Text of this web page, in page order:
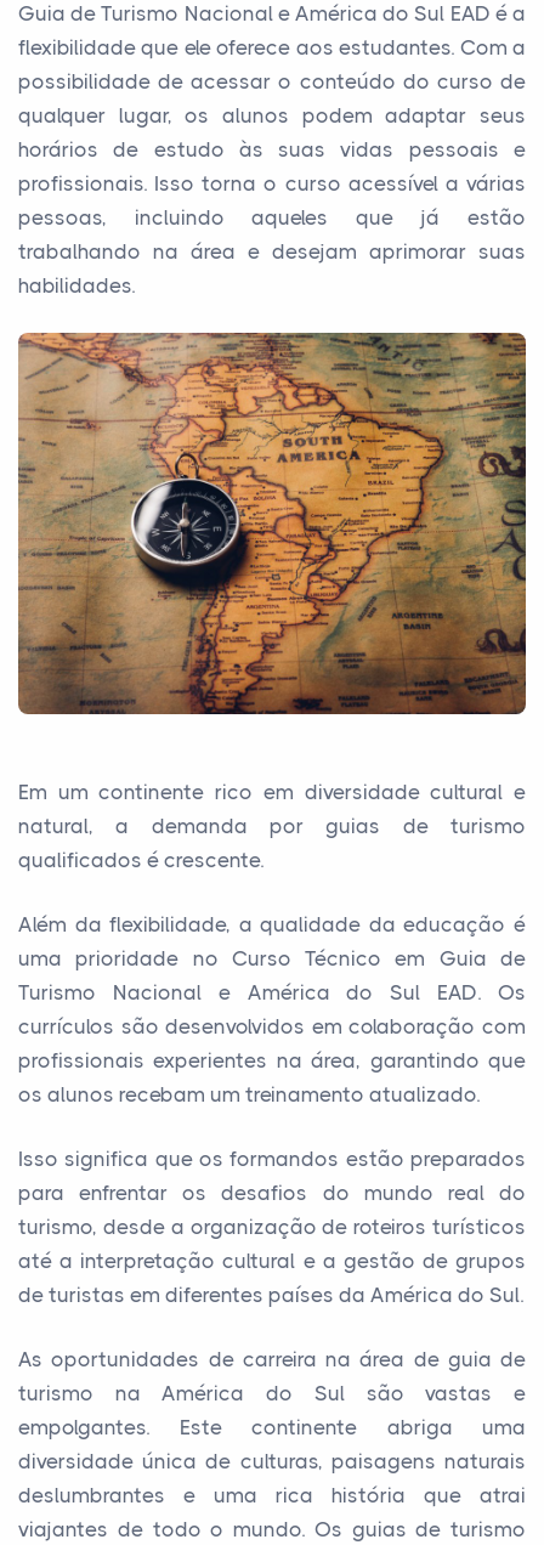
Guia de Turismo Nacional e América do Sul EAD é a
flexibilidade que ele oferece aos estudantes. Com a
possibilidade de acessar o conteúdo do curso de
qualquer lugar, os alunos podem adaptar seus
horários de estudo às suas vidas pessoais e
profissionais. Isso torna o curso acessível a várias
pessoas, incluindo aqueles que já estão
trabalhando na área e desejam aprimorar suas
habilidades.
Em um continente rico em diversidade cultural e
natural, a demanda por guias de turismo
qualificados é crescente.
Além da flexibilidade, a qualidade da educação é
uma prioridade no Curso Técnico em Guia de
Turismo Nacional e América do Sul EAD. Os
currículos são desenvolvidos em colaboração com
profissionais experientes na área, garantindo que
os alunos recebam um treinamento atualizado.
Isso significa que os formandos estão preparados
para enfrentar os desafios do mundo real do
turismo, desde a organização de roteiros turísticos
até a interpretação cultural e a gestão de grupos
de turistas em diferentes países da América do Sul.
As oportunidades de carreira na área de guia de
turismo na América do Sul são vastas e
empolgantes. Este continente abriga uma
diversidade única de culturas, paisagens naturais
deslumbrantes e uma rica história que atrai
viajantes de todo o mundo. Os guias de turismo